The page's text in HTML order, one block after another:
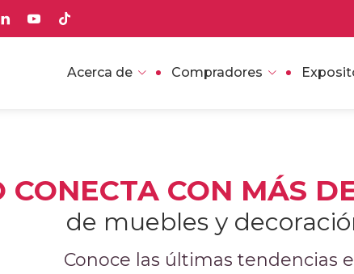
Acerca de Compradores
CONECTA CON MÁS
de muebles y
Conoce las últimas tendencias